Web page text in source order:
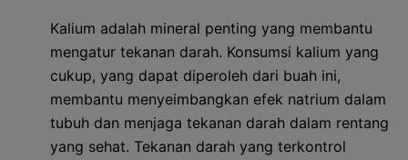
Kalium adalah mineral penting yang membantu
mengatur tekanan darah. Konsumsi kalium yang
cukup, yang dapat diperoleh dari buah ini,
membantu menyeimbangkan efek natrium dalam
tubuh dan menjaga tekanan darah dalam rentang
yang sehat. Tekanan darah yang terkontrol